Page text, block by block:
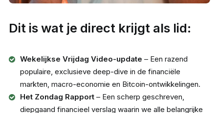
Dit is wat je direct krijgt als lid:
Wekelijkse Vrijdag Video-update – Een razend
populaire, exclusieve deep-dive in de financiële
markten, macro-economie en Bitcoin-ontwikkelingen.
Het Zondag Rapport– Een scherp geschreven,
diepgaand financieel verslag waarin we alle belangrijke